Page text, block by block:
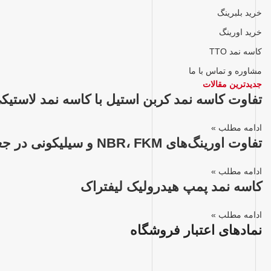
خرید بلبرینگ
خرید اورینگ
کاسه نمد TTO
مشاوره و تماس با ما
جدیدترین مقالات
تفاوت کاسه نمد کربن استیل با کاسه نمد
ادامه مطلب »
تفاوت اورینگ‌های NBR، FKM و سیلیکونی در جعبه اورینگ‌ها
ادامه مطلب »
کاسه نمد پمپ هیدرولیک لیفتراک
ادامه مطلب »
نمادهای اعتبار فروشگاه